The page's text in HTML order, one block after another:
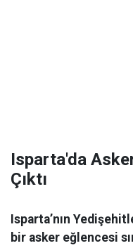
Isparta'da
Çıktı
Isparta’nın
bir asker eğlencesi